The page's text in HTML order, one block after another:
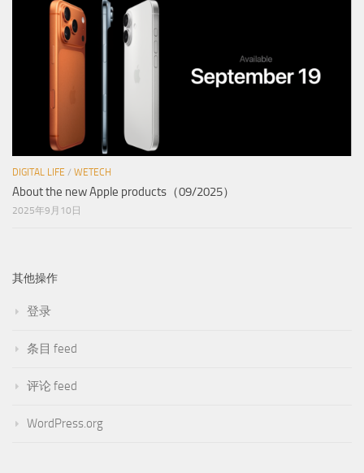
DIGITAL LIFE / WETECH
About the new Apple products（09/2025）
2025年9月10日
其他操作
登录
条目 feed
评论 feed
WordPress.org